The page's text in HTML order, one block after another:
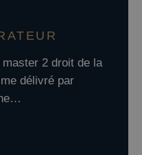
2 droit de la
délivré par